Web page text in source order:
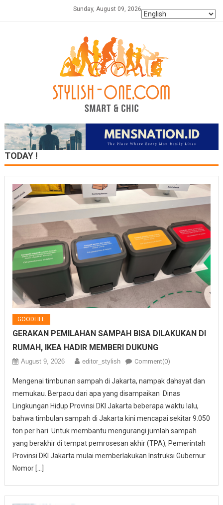
Sunday, August 09, 2026
TODAY !
GOODLIFE
GERAKAN PEMILAHAN SAMPAH BISA DILAKUKAN DI
RUMAH, IKEA HADIR MEMBERI DUKUNG
August 9, 2026 editor_stylish Comment(0)
Mengenai timbunan sampah di Jakarta, nampak dahsyat dan
memukau. Berpacu dari apa yang disampaikan Dinas
Lingkungan Hidup Provinsi DKI Jakarta beberapa waktu lalu,
bahwa timbulan sampah di Jakarta kini mencapai sekitar 9.050
ton per hari. Untuk membantu mengurangi jumlah sampah
yang berakhir di tempat pemrosesan akhir (TPA), Pemerintah
Provinsi DKI Jakarta mulai memberlakukan Instruksi Gubernur
Nomor […]